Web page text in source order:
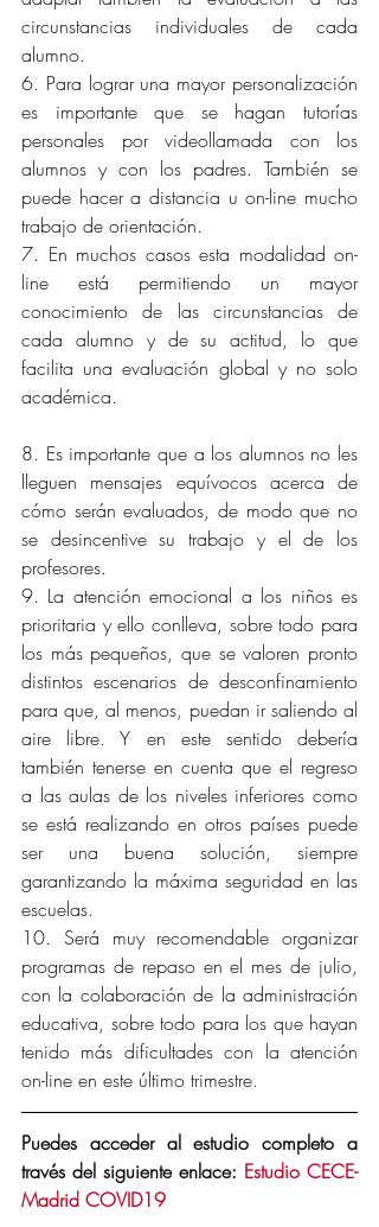
circunstancias individuales de cada
alumno.
6. Para lograr una mayor personalización
es importante que se hagan tutorías
personales por videollamada con los
alumnos y con los padres. También se
puede hacer a distancia u on-line mucho
trabajo de orientación.
7. En muchos casos esta modalidad on-
line está permitiendo un mayor
conocimiento de las circunstancias de
cada alumno y de su actitud, lo que
facilita una evaluación global y no solo
académica.
8. Es importante que a los alumnos no les
lleguen mensajes equívocos acerca de
cómo serán evaluados, de modo que no
se desincentive su trabajo y el de los
profesores.
9. La atención emocional a los niños es
prioritaria y ello conlleva, sobre todo para
los más pequeños, que se valoren pronto
distintos escenarios de desconfinamiento
para que, al menos, puedan ir saliendo al
aire libre. Y en este sentido debería
también tenerse en cuenta que el regreso
a las aulas de los niveles inferiores como
se está realizando en otros países puede
ser una buena solución, siempre
garantizando la máxima seguridad en las
escuelas.
10. Será muy recomendable organizar
programas de repaso en el mes de julio,
con la colaboración de la administración
educativa, sobre todo para los que hayan
tenido más dificultades con la atención
on-line en este último trimestre.
Puedes acceder al estudio completo a
través del siguiente enlace: Estudio CECE-
Madrid COVID19